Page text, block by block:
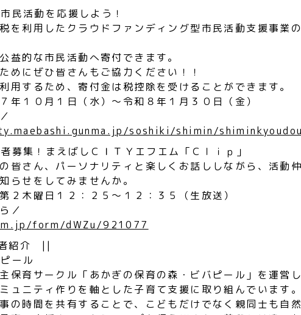
民活動を応援しよう！
を利用したクラウドファンディング型市民活動支援事業
益的な市民活動へ寄付できます。
めにぜひ皆さんもご協力ください！！
用するため、寄付金は税控除を受けることができます。
年１０月１日（水）〜令和８年１月３０日（金）
soshiki/shimin/
募集！まえばしＣＩＴＹエフエム「Ｃｌｉｐ」
皆さん、パーソナリティと楽しくお話ししながら、活動
らせをしてみませんか。
２木曜日１２：２５〜１２：３５（生放送）
／
form/dWZu/921077
紹介 ||
ール
保育サークル「あかぎの保育の森・ビバピール」を運営
ュニティ作りを軸とした子育て支援に取り組んでいます
の時間を共有することで、こどもだけでなく親同士も自